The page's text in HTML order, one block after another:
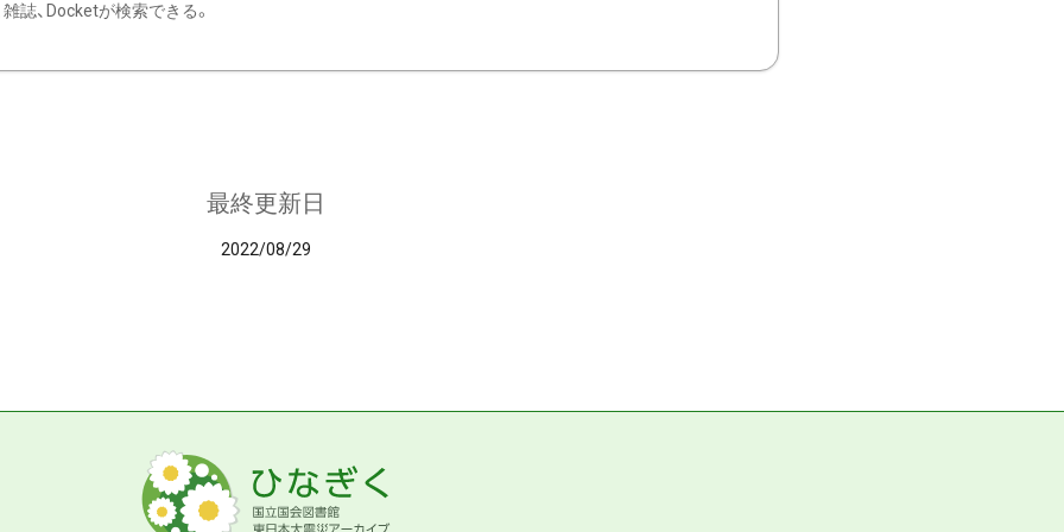
雑誌、Docketが検索できる。
最終更新日
2022/08/29